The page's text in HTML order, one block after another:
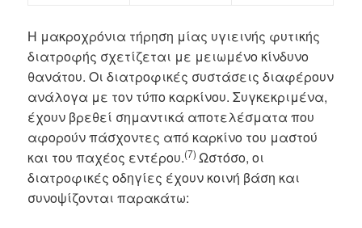
Η μακροχρόνια τήρηση μίας υγιεινής φυτικής
διατροφής σχετίζεται με μειωμένο κίνδυνο
θανάτου. Οι διατροφικές συστάσεις διαφέρουν
ανάλογα με τον τύπο καρκίνου. Συγκεκριμένα,
έχουν βρεθεί σημαντικά αποτελέσματα που
αφορούν πάσχοντες από καρκίνο του μαστού
και του παχέος εντέρου.(7) Ωστόσο, οι
διατροφικές οδηγίες έχουν κοινή βάση και
συνοψίζονται παρακάτω: